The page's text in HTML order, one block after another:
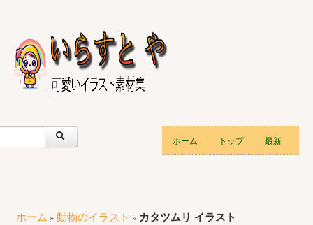
ホーム トップ 最新
ホーム » 動物のイラスト » カタツムリ イラスト